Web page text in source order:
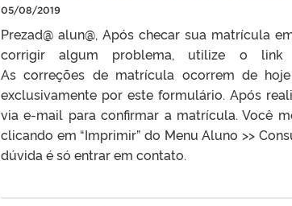
05/08/2019
Prezad@ alun@, Após checar sua matrícula
corrigir algum problema, utilize o link
As correções de matrícula ocorrem de
exclusivamente por este formulário. Após
via e-mail para confirmar a matrícula. Você
clicando em “Imprimir” do Menu Aluno >>
dúvida é só entrar em contato.